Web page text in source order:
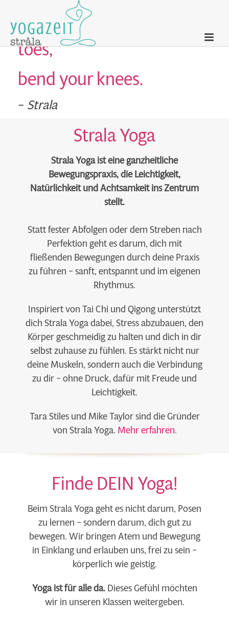
If you can’t touch your
toes,
bend your knees.
– Strala
Strala Yoga
Strala Yoga ist eine ganzheitliche
Bewegungspraxis, die Leichtigkeit,
Natürlichkeit und Achtsamkeit ins Zentrum
stellt.
Statt fester Abfolgen oder dem Streben nach
Perfektion geht es darum, dich mit
fließenden Bewegungen durch deine Praxis
zu führen – sanft, entspannt und im eigenen
Rhythmus.
Inspiriert von Tai Chi und Qigong unterstützt
dich Strala Yoga dabei, Stress abzubauen, den
Körper geschmeidig zu halten und dich in dir
selbst zuhause zu fühlen. Es stärkt nicht nur
deine Muskeln, sondern auch die Verbindung
zu dir – ohne Druck, dafür mit Freude und
Leichtigkeit.
Tara Stiles und Mike Taylor sind die Gründer
von Strala Yoga. Mehr erfahren.
Finde DEIN Yoga!
Beim Strala Yoga geht es nicht darum, Posen
zu lernen – sondern darum, dich gut zu
bewegen. Wir bringen Atem und Bewegung
in Einklang und erlauben uns, frei zu sein –
körperlich wie geistig.
Yoga ist für alle da.Dieses Gefühl möchten
wir in unseren Klassen weitergeben.